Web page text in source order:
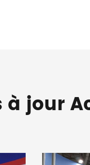
à jour